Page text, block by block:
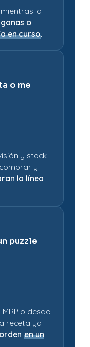
la
o
en curso.
o me
y stock
y
la línea
puzzle
o desde
receta ya
en un